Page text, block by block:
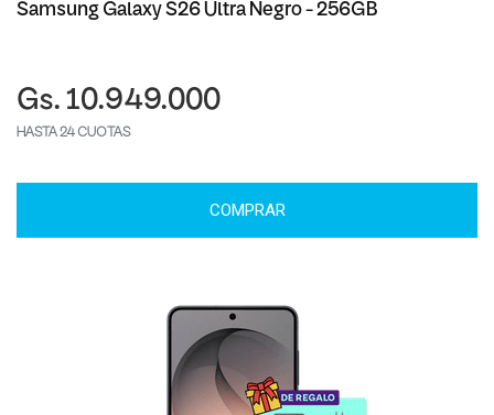
Samsung Galaxy S26 Ultra Negro - 256GB
Gs. 10.949.000
HASTA 24 CUOTAS
COMPRAR